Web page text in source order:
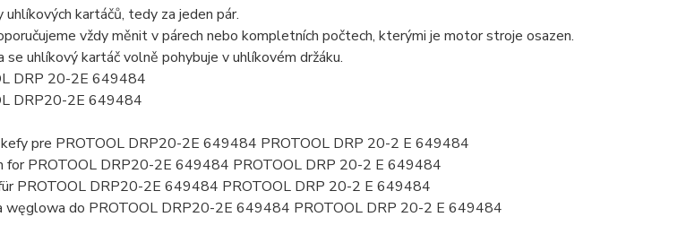
uhlíkových kartáčů, tedy za jeden pár.
vždy měnit v párech nebo kompletních počtech, kterými je motor stroje osazen.
uhlíkový kartáč volně pohybuje v uhlíkovém držáku.
DRP 20-2E 649484
DRP20-2E 649484
kefy pre PROTOOL DRP20-2E 649484 PROTOOL DRP 20-2 E 649484
for PROTOOL DRP20-2E 649484 PROTOOL DRP 20-2 E 649484
PROTOOL DRP20-2E 649484 PROTOOL DRP 20-2 E 649484
węglowa do PROTOOL DRP20-2E 649484 PROTOOL DRP 20-2 E 649484